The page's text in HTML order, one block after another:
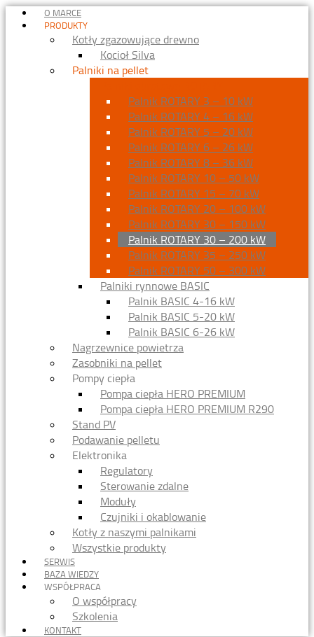
O MARCE
PRODUKTY
Kotły zgazowujące drewno
Kocioł Silva
Palniki na pellet
Palnik ROTARY 3 – 10 kW
Palnik ROTARY 4 – 16 kW
Palnik ROTARY 5 – 20 kW
Palnik ROTARY 6 – 26 kW
Palnik ROTARY 8 – 36 kW
Palnik ROTARY 10 – 50 kW
Palnik ROTARY 15 – 70 kW
Palnik ROTARY 20 – 100 kW
Palnik ROTARY 30 – 150 kW
Palnik ROTARY 30 – 200 kW
Palnik ROTARY 35 – 250 kW
Palnik ROTARY 50 – 300 kW
Palniki rynnowe BASIC
Palnik BASIC 4-16 kW
Palnik BASIC 5-20 kW
Palnik BASIC 6-26 kW
Nagrzewnice powietrza
Zasobniki na pellet
Pompy ciepła
Pompa ciepła HERO PREMIUM
Pompa ciepła HERO PREMIUM R290
Stand PV
Podawanie pelletu
Elektronika
Regulatory
Sterowanie zdalne
Moduły
Czujniki i okablowanie
Kotły z naszymi palnikami
Wszystkie produkty
SERWIS
BAZA WIEDZY
WSPÓŁPRACA
O współpracy
Szkolenia
KONTAKT